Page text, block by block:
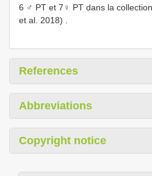
6 ♂ PT et 7♀ PT dans la
et al. 2018)
References
Abbreviations
Copyright notice